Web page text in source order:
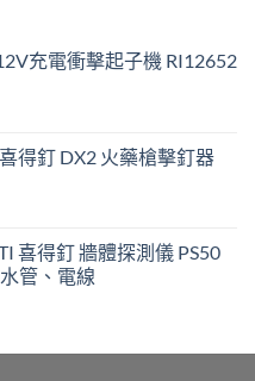
充電衝擊起子機 RI12652
得釘 DX2 火藥槍擊釘器
喜得釘 牆體探測儀 PS50
管、電線